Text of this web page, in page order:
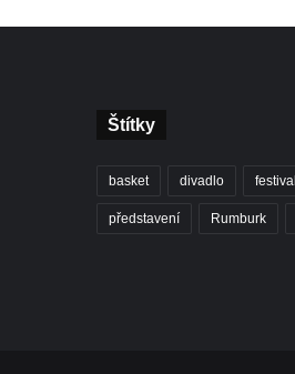
Štítky
basket divadlo festival
představení Rumburk